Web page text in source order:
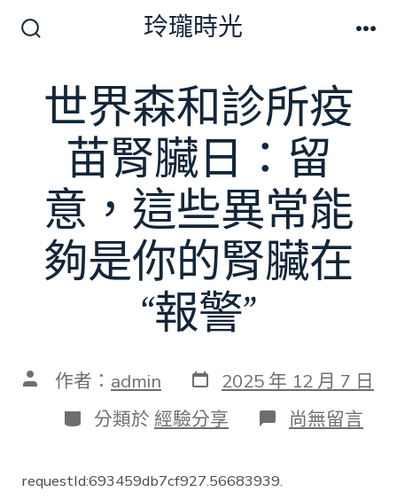
換
玲瓏時光
世界森和診所疫
苗腎臟日：留
意，這些異常能
夠是你的腎臟在
“報警”
文 作者： admin 發
表
日
期
2025 年 12 月 7 日
分
類
分類於 經驗分享 在
〈世
尚無留言
requestId:693459db7cf927.56683939.